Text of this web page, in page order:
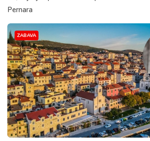
Pernara
ZABAVA